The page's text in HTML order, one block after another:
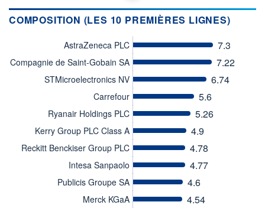
OPCVM DERNIER COURS CONNU AU 06/08/2026
Consulter le prospectus / DIC
240
CATÉGORIE MORNINGSTAR
Actions Secteur Autres
TARIFS PRIVILÉGIÉS 0%
COMPOSITION (LES 10 PREMIÈRES LIGNES)
AstraZeneca PLC 7.3
Compagnie de Saint-Gobain SA 7.22
STMicroelectronics NV 6.74
Carrefour 5.6
Ryanair Holdings PLC 5.26
Kerry Group PLC Class A 4.9
Reckitt Benckiser Group PLC 4.78
Intesa Sanpaolo 4.77
Publicis Groupe SA 4.6
Merck KGaA 4.54